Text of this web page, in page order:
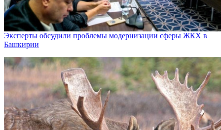
Эксперты обсудили проблемы модернизации сферы ЖКХ в
Башкирии